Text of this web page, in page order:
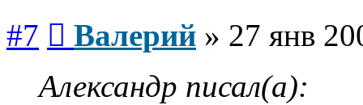
#7 Валерий » 27 янв
Александр писал(а):